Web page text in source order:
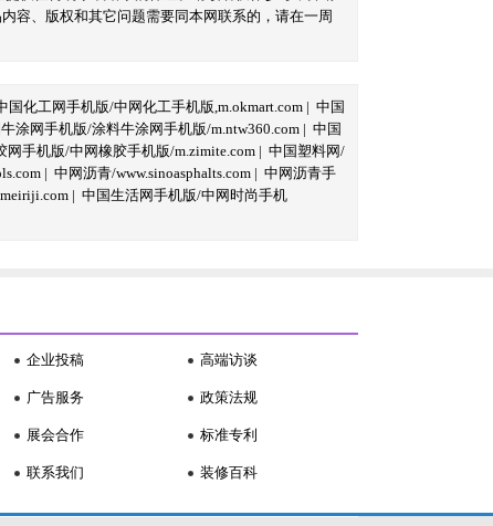
容、版权和其它问题需要同本网联系的，请在一周
国化工网手机版/中网化工手机版,m.okmart.com | 中国
涂网手机版/涂料牛涂网手机版/m.ntw360.com | 中国
网手机版/中网橡胶手机版/m.zimite.com | 中国塑料网/
| 中网沥青/www.sinoasphalts.com | 中网沥青手
| 中国生活网手机版/中网时尚手机
企业投稿
广告服务
展会合作
联系我们
高端访谈
政策法规
标准专利
装修百科